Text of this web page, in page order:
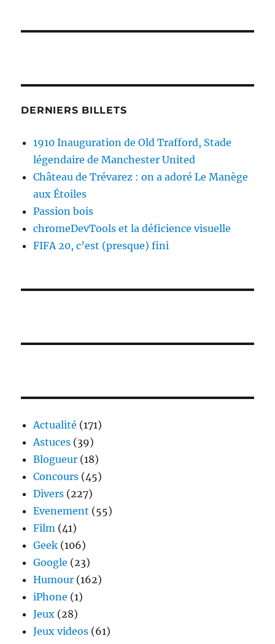
DERNIERS BILLETS
1910 Inauguration de Old Trafford, Stade
légendaire de Manchester United
Château de Trévarez : on a adoré Le Manège
aux Étoiles
Passion bois
chromeDevTools et la déficience visuelle
FIFA 20, c’est (presque) fini
Actualité (171)
Astuces (39)
Blogueur (18)
Concours (45)
Divers (227)
Evenement (55)
Film (41)
Geek (106)
Google (23)
Humour (162)
iPhone (1)
Jeux (28)
Jeux videos (61)